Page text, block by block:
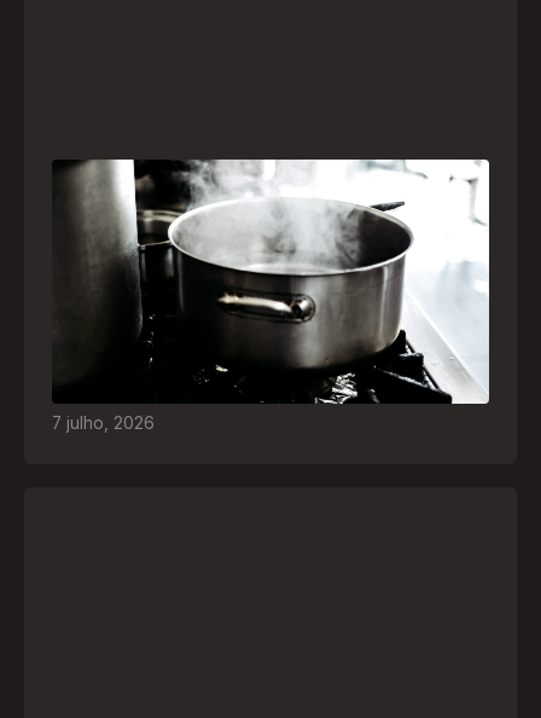
Frio leva brasileiros a improvisar para se
aquecer e aumenta risco de queimaduras
dentro de casa
O inverno chegou e, com ele, práticas perigosas
para espantar o frio voltam a ser comuns. Saiba
quais são os riscos e como agir em caso de
7 julho 2026